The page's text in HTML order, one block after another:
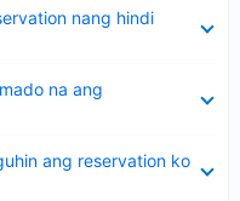
nang hindi
na ang
ang reservation ko